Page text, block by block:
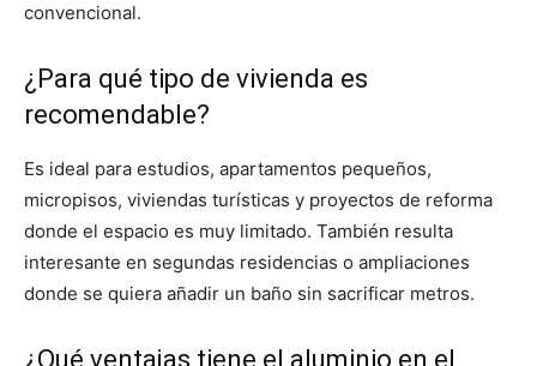
convencional.
¿Para qué tipo de vivienda es
recomendable?
Es ideal para estudios, apartamentos pequeños,
micropisos, viviendas turísticas y proyectos de reforma
donde el espacio es muy limitado. También resulta
interesante en segundas residencias o ampliaciones
donde se quiera añadir un baño sin sacrificar metros.
¿Qué ventajas tiene el aluminio en el